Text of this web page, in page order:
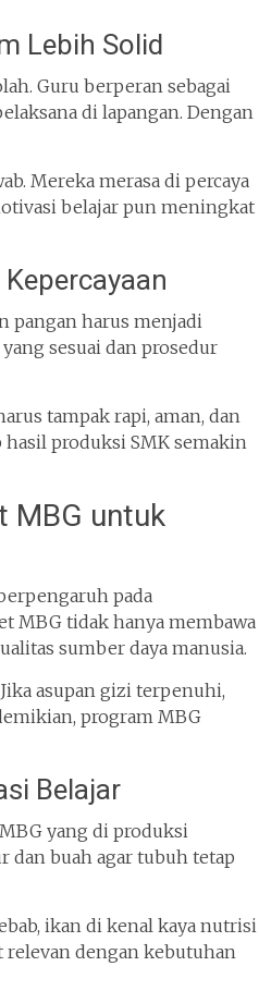
Lebih Solid
Guru berperan sebagai
di lapangan. Dengan
Mereka merasa di percaya
belajar pun meningkat
pangan harus menjadi
sesuai dan prosedur
tampak rapi, aman, dan
hasil produksi SMK semakin
MBG untuk
pada
MBG tidak hanya membawa
sumber daya manusia.
asupan gizi terpenuhi,
program MBG
Belajar
yang di produksi
dan buah agar tubuh tetap
ikan di kenal kaya nutrisi
relevan dengan kebutuhan